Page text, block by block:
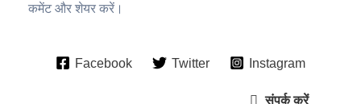
कमेंट और शेयर करें।
Facebook Twitter Instagram
संपर्क करें